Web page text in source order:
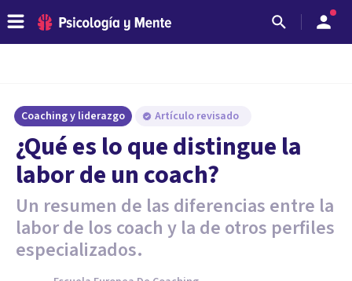
Coaching y liderazgo Artículo revisado
¿Qué es lo que distingue la
labor de un coach?
Un resumen de las diferencias entre la
labor de los coach y la de otros perfiles
especializados.